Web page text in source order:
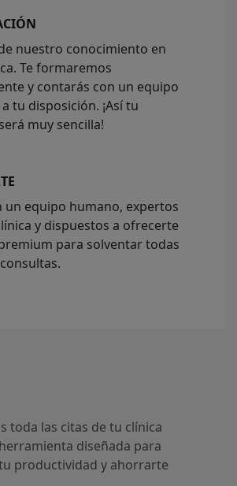
nuestro conocimiento en
Te formaremos
y contarás con un equipo
tu disposición. ¡Así tu
muy sencilla!
un equipo humano, expertos
y dispuestos a ofrecerte
para solventar todas
toda las citas de tu clínica
diseñada para
productividad y ahorrarte